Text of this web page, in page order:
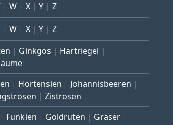
W X Y Z
W X Y Z
Ginkgos
Hartriegel
Hortensien
Johannisbeeren
Zistrosen
Funkien Goldruten
Gräser